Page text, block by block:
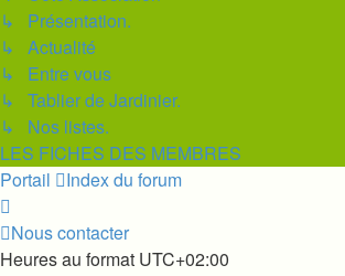
↳ Présentation.
↳ Actualité
↳ Entre vous
↳ Tablier de Jardinier.
↳ Nos listes.
LES FICHES DES MEMBRES
Portail
Index du forum
Nous contacter
Heures au format UTC+02:00